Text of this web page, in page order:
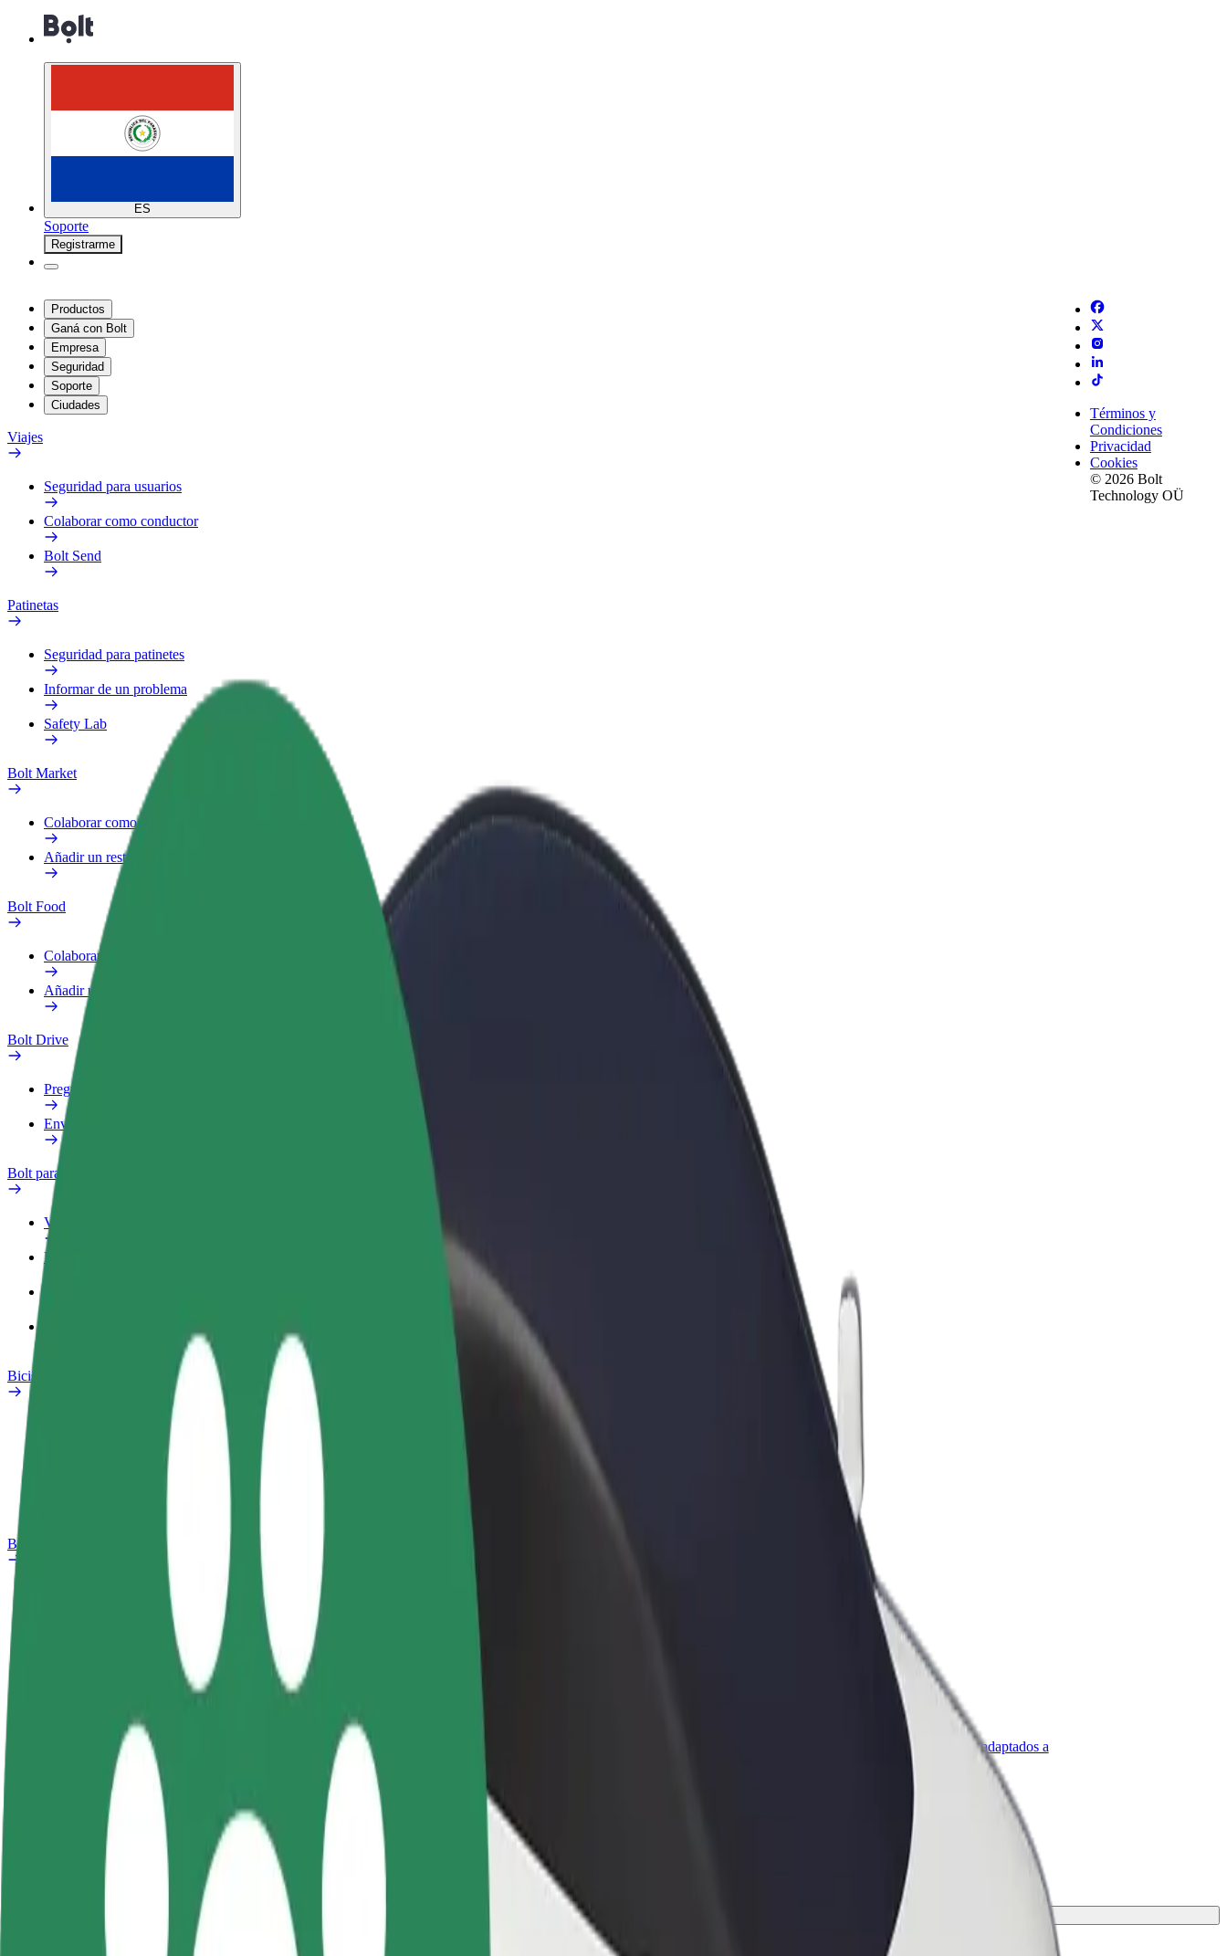
ES
Soporte
Registrarme
Productos
Ganá con Bolt
Empresa
Seguridad
Soporte
Ciudades
Viajes
Seguridad para usuarios
Colaborar como conductor
Bolt Send
Patinetas
Seguridad para patinetes
Informar de un problema
Safety Lab
Bolt Market
Colaborar como repartidor
Añadir un restaurante o tienda
Bolt Food
Colaborar como repartidor
Añadir un restaurante o tienda
Bolt Drive
Preguntas frecuentes
Enviar aviso sobre un vehículo
Bolt para empresas
Ventajas
Perfil de trabajo
Bicis
Informar de un problema
Bolt Plus
Colaborar como conductor
Gana dinero colaborando
Colaborar como repartidor
Repartí comida y cobrá todas las
Bolt para empresas
Productos y servicios de Bolt adaptados a
Términos y
Condiciones
Privacidad
Cookies
© 2026 Bolt
Technology OÜ
Cómo ir de Pasaż Łódzki a Cinema City
¿Buscás la mejor forma de ir de Pasaż Łódzki a Cinema City? Explorá nuestros servicios y encontrá la opción perfecta para tu viaje.
Descargá la app de Bolt
Pasaż Łódzki